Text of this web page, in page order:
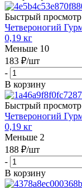
Быстрый просмотр
Четвероногий
0,19 кг
Меньше 10
183 ₽/шт
-
В корзину
Быстрый просмотр
Четвероногий
0,19 кг
Меньше 2
188 ₽/шт
-
В корзину